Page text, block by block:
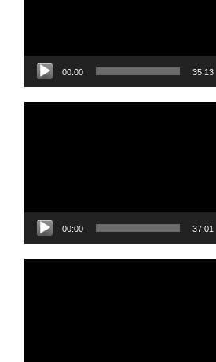
00:00 35:13
00:00 37:01